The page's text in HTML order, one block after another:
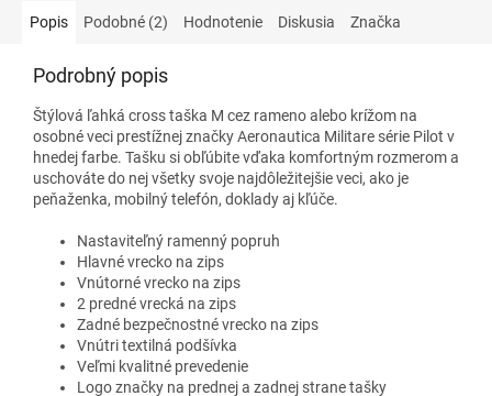
Popis Podobné (2) Hodnotenie Diskusia Značka
Podrobný popis
Štýlová ľahká cross taška M cez rameno alebo krížom na
osobné veci prestížnej značky Aeronautica Militare série Pilot v
hnedej farbe. Tašku si obľúbite vďaka komfortným rozmerom a
uschováte do nej všetky svoje najdôležitejšie veci, ako je
peňaženka, mobilný telefón, doklady aj kľúče.
Nastaviteľný ramenný popruh
Hlavné vrecko na zips
Vnútorné vrecko na zips
2 predné vrecká na zips
Zadné bezpečnostné vrecko na zips
Vnútri textilná podšívka
Veľmi kvalitné prevedenie
Logo značky na prednej a zadnej strane tašky